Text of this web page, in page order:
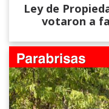
Ley de
votaron a